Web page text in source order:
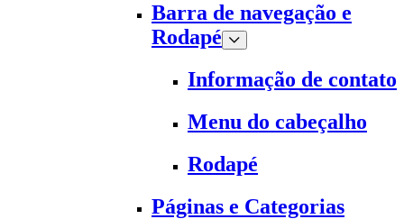
Barra de navegação e
Rodapé
Informação de contato
Menu do cabeçalho
Rodapé
Páginas e Categorias